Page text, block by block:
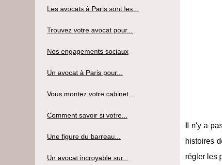
Il n'y a
histoires
régler les
Les avocats à Paris sont les...
Trouvez votre avocat pour...
Nos engagements sociaux
Un avocat à Paris pour...
Vous montez votre cabinet...
Comment savoir si votre...
Une figure du barreau...
Un avocat incroyable sur...